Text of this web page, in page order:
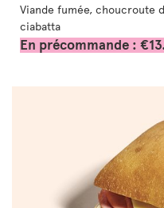
Viande fumée, choucroute
ciabatta
En précommande :